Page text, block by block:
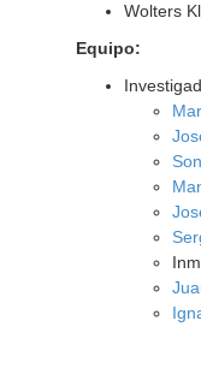
Wolters
Equipo: